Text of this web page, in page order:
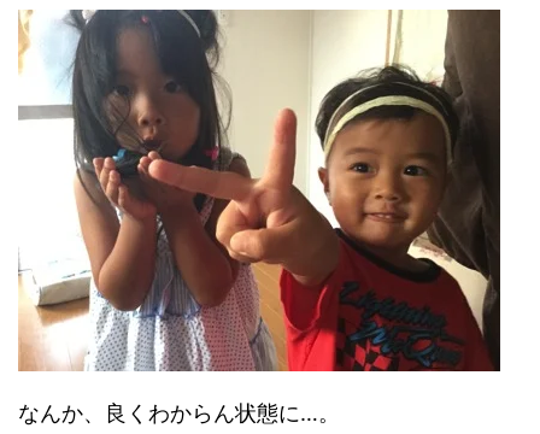
なんか、良くわからん状態に…。